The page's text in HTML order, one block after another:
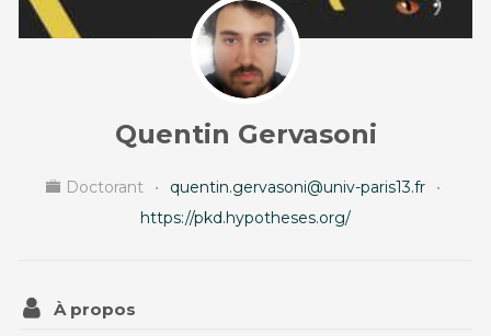
Quentin Gervasoni
Doctorant • quentin.gervasoni@univ-paris13.fr
•
https://pkd.hypotheses.org/
À propos